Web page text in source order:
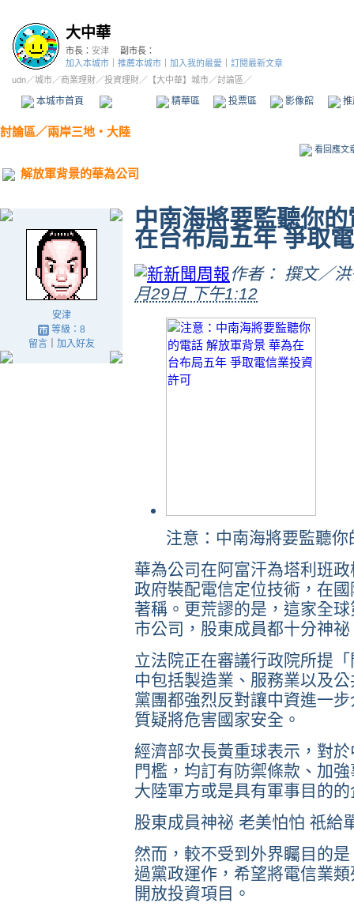
大中華
市長： 安津
副市長：
加入本城市
推薦本城市 加入我的最愛
訂閱最新文章
udn／城市／商業理財／投資理財／ 【大中華】城市／討論區／
本城市首頁 精華區 投票區 影像館
討論區／兩岸三地‧大陸
看回應文
解放軍背景的華為公司
安津
等級：8
留言｜ 加入好友
中南海將要監聽你
在台布局五年 爭取
作者： 撰文／
月29日 下午1:12
注意：中南海將要監聽
華為公司在阿富汗為塔利班
政府裝配電信定位技術，在
著稱。更荒謬的是，這家全
市公司，股東成員都十分神祕
立法院正在審議行政院所提
中包括製造業、服務業以及
黨團都強烈反對讓中資進一
質疑將危害國家安全。
經濟部次長黃重球表示，對
門檻，均訂有防禦條款、加
大陸軍方或是具有軍事目的
股東成員神祕 老美怕怕 祇給
然而，較不受到外界矚目的
過黨政運作，希望將電信業
開放投資項目。